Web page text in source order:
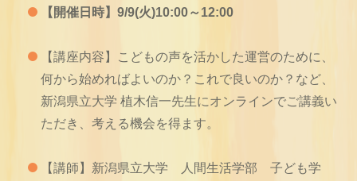
【開催日時】9/9(火)10:00～12:00
【講座内容】こどもの声を活かした運営のために、
何から始めればよいのか？これで良いのか？など、
新潟県立大学 植木信一先生にオンラインでご講義い
ただき、考える機会を得ます。
【講師】新潟県立大学 人間生活学部 子ども学